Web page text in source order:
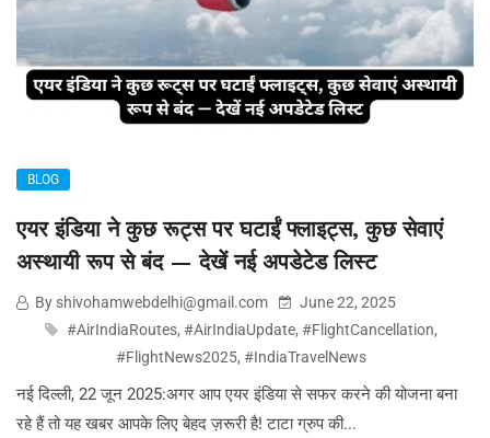
BLOG
एयर इंडिया ने कुछ रूट्स पर घटाईं फ्लाइट्स, कुछ सेवाएं
अस्थायी रूप से बंद — देखें नई अपडेटेड लिस्ट
By shivohamwebdelhi@gmail.com
June 22, 2025
#AirIndiaRoutes, #AirIndiaUpdate, #FlightCancellation,
#FlightNews2025, #IndiaTravelNews
नई दिल्ली, 22 जून 2025:अगर आप एयर इंडिया से सफर करने की योजना बना
रहे हैं तो यह खबर आपके लिए बेहद ज़रूरी है! टाटा ग्रुप की...